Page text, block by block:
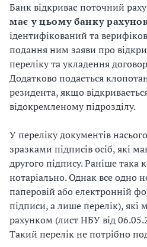
Банк відкриває поточний
має у цьому банку
ідентифікований та
подання ним заяви про
переліку та укладення
Додатково подається
резидента, якщо
відокремленому підрозділу.
У переліку документів
зразками підписів осіб, які
другого підпису. Раніше така
нотаріально. Однак все одно
паперовій або електронній
підписи, а лише перелік), які
рахунком (лист НБУ від
Такий перелік не потрібно